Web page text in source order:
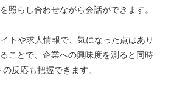
照らし合わせながら会話ができます。
トや求人情報で、気になった点はあり
ことで、企業への興味度を測ると同時
反応も把握できます。